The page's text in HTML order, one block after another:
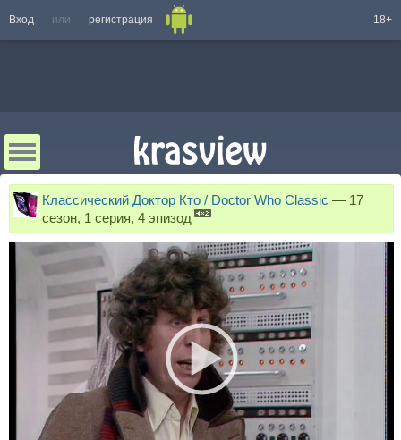
Вход или регистрация 18+
Классический Доктор Кто / Doctor Who Classic — 17
сезон, 1 серия, 4 эпизод